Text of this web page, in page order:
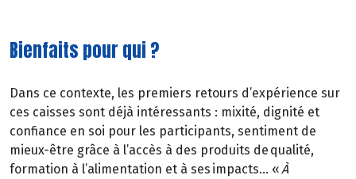
Bienfaits pour qui ?
Dans ce contexte, les premiers retours d’expérience sur
ces caisses sont déjà intéressants : mixité, dignité et
confiance en soi pour les participants, sentiment de
mieux-être grâce à l’accès à des produits de qualité,
formation à l’alimentation et à ses impacts… «À